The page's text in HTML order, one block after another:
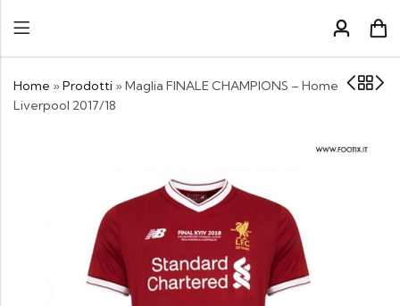
Home » Prodotti » Maglia FINALE CHAMPIONS – Home
Liverpool 2017/18